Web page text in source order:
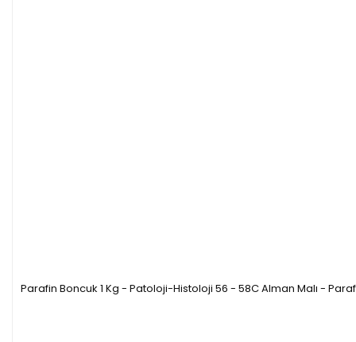
Parafin Boncuk 1 Kg - Patoloji-Histoloji 56 - 58C Alman Malı -